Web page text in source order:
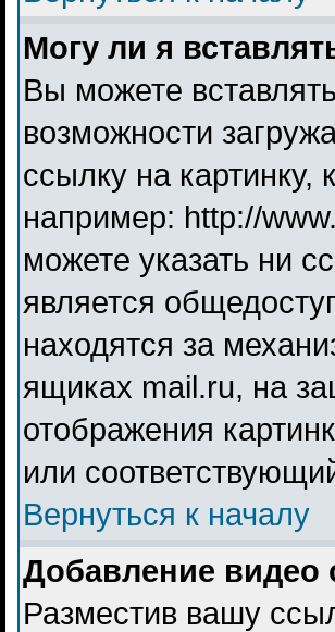
Могу ли я
Вы можете
возможности
ссылку на
например: http://
можете указать ни
является
находятся за
ящиках mail.ru, на
отображения
или
Вернуться к началу
Добавление видео
Разместив вашу